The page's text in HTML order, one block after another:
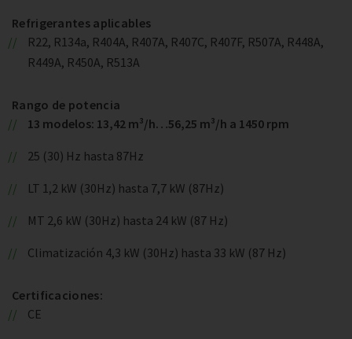
Refrigerantes aplicables
R22, R134a, R404A, R407A, R407C, R407F, R507A, R448A,
R449A, R450A, R513A
Rango de potencia
13 modelos: 13,42 m³/h…56,25 m³/h a 1450 rpm
25 (30) Hz hasta 87Hz
LT 1,2 kW (30Hz) hasta 7,7 kW (87Hz)
MT 2,6 kW (30Hz) hasta 24 kW (87 Hz)
Climatización 4,3 kW (30Hz) hasta 33 kW (87 Hz)
Certificaciones:
CE